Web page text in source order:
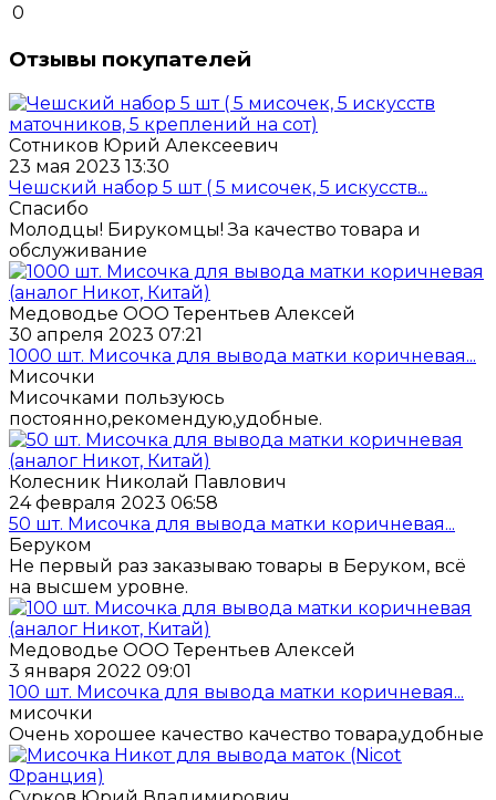
0
Отзывы покупателей
Сотников Юрий Алексеевич
23 мая 2023 13:30
Чешский набор 5 шт ( 5 мисочек, 5 искусств...
Спасибо
Молодцы! Бирукомцы! За качество товара и
обслуживание
Медоводье ООО Терентьев Алексей
30 апреля 2023 07:21
1000 шт. Мисочка для вывода матки коричневая...
Мисочки
Мисочками пользуюсь
постоянно,рекомендую,удобные.
Колесник Николай Павлович
24 февраля 2023 06:58
50 шт. Мисочка для вывода матки коричневая...
Беруком
Не первый раз заказываю товары в Беруком, всё
на высшем уровне.
Медоводье ООО Терентьев Алексей
3 января 2022 09:01
100 шт. Мисочка для вывода матки коричневая...
мисочки
Очень хорошее качество качество товара,удобные